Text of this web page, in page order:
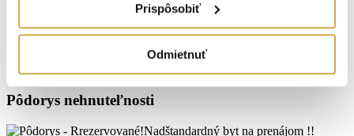
Prispôsobiť
Odmietnuť
Pôdorys nehnuteľnosti